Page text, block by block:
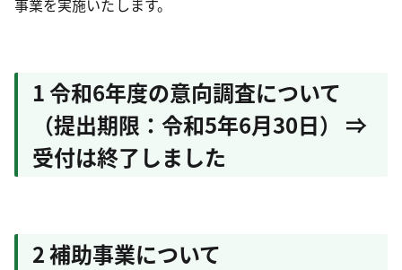
事業を実施いたします。
1 令和6年度の意向調査について
（提出期限：令和5年6月30日） ⇒
受付は終了しました
2 補助事業について